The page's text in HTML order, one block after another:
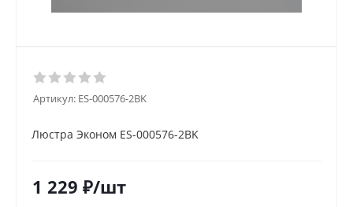
Артикул: ES-000576-2BK
Люстра Эконом ES-000576-2BK
1 229 ₽/шт